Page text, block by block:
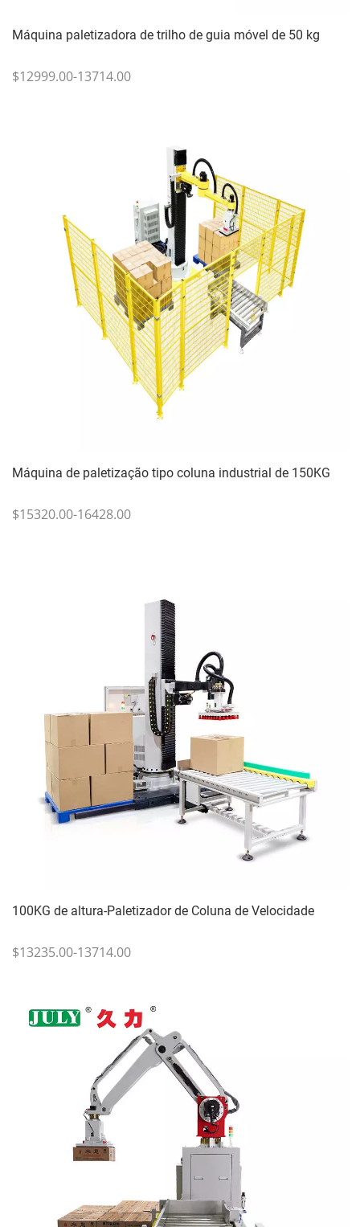
Máquina paletizadora de trilho de guia móvel de 50 kg
$12999.00-13714.00
Máquina de paletização tipo coluna industrial de 150KG
$15320.00-16428.00
100KG de altura-Paletizador de Coluna de Velocidade
$13235.00-13714.00